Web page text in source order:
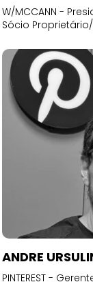
W/MCCANN -
Sócio
ANDRE
PINTEREST -